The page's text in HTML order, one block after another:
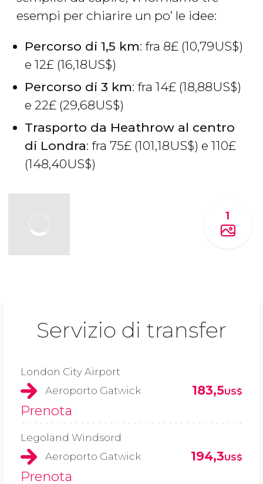
esempi per chiarire un po’ le idee:
Percorso di 1,5 km: fra 8£ (10,79US$)
e 12£ (16,18US$)
Percorso di 3 km: fra 14£ (18,88US$)
e 22£ (29,68US$)
Trasporto da Heathrow al centro
di Londra: fra 75£ (101,18US$) e 110£
(148,40US$)
1
Servizio di transfer
London City Airport
Aeroporto Gatwick
183,5US$
Prenota
Legoland Windsord
Aeroporto Gatwick
194,3US$
Prenota